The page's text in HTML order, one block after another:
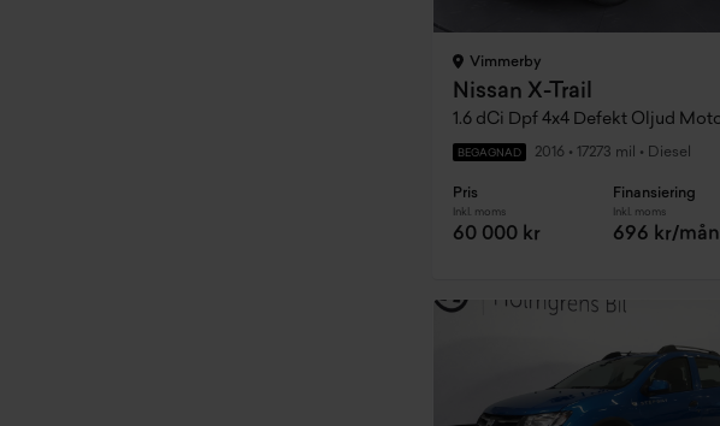
Vimmerby
Nissan X-Trail
BEGAGNAD 2016 • 17273 mil • Diesel
Pris
Inkl. moms
60 000 kr
Finansiering
Inkl. moms
696 kr/mån